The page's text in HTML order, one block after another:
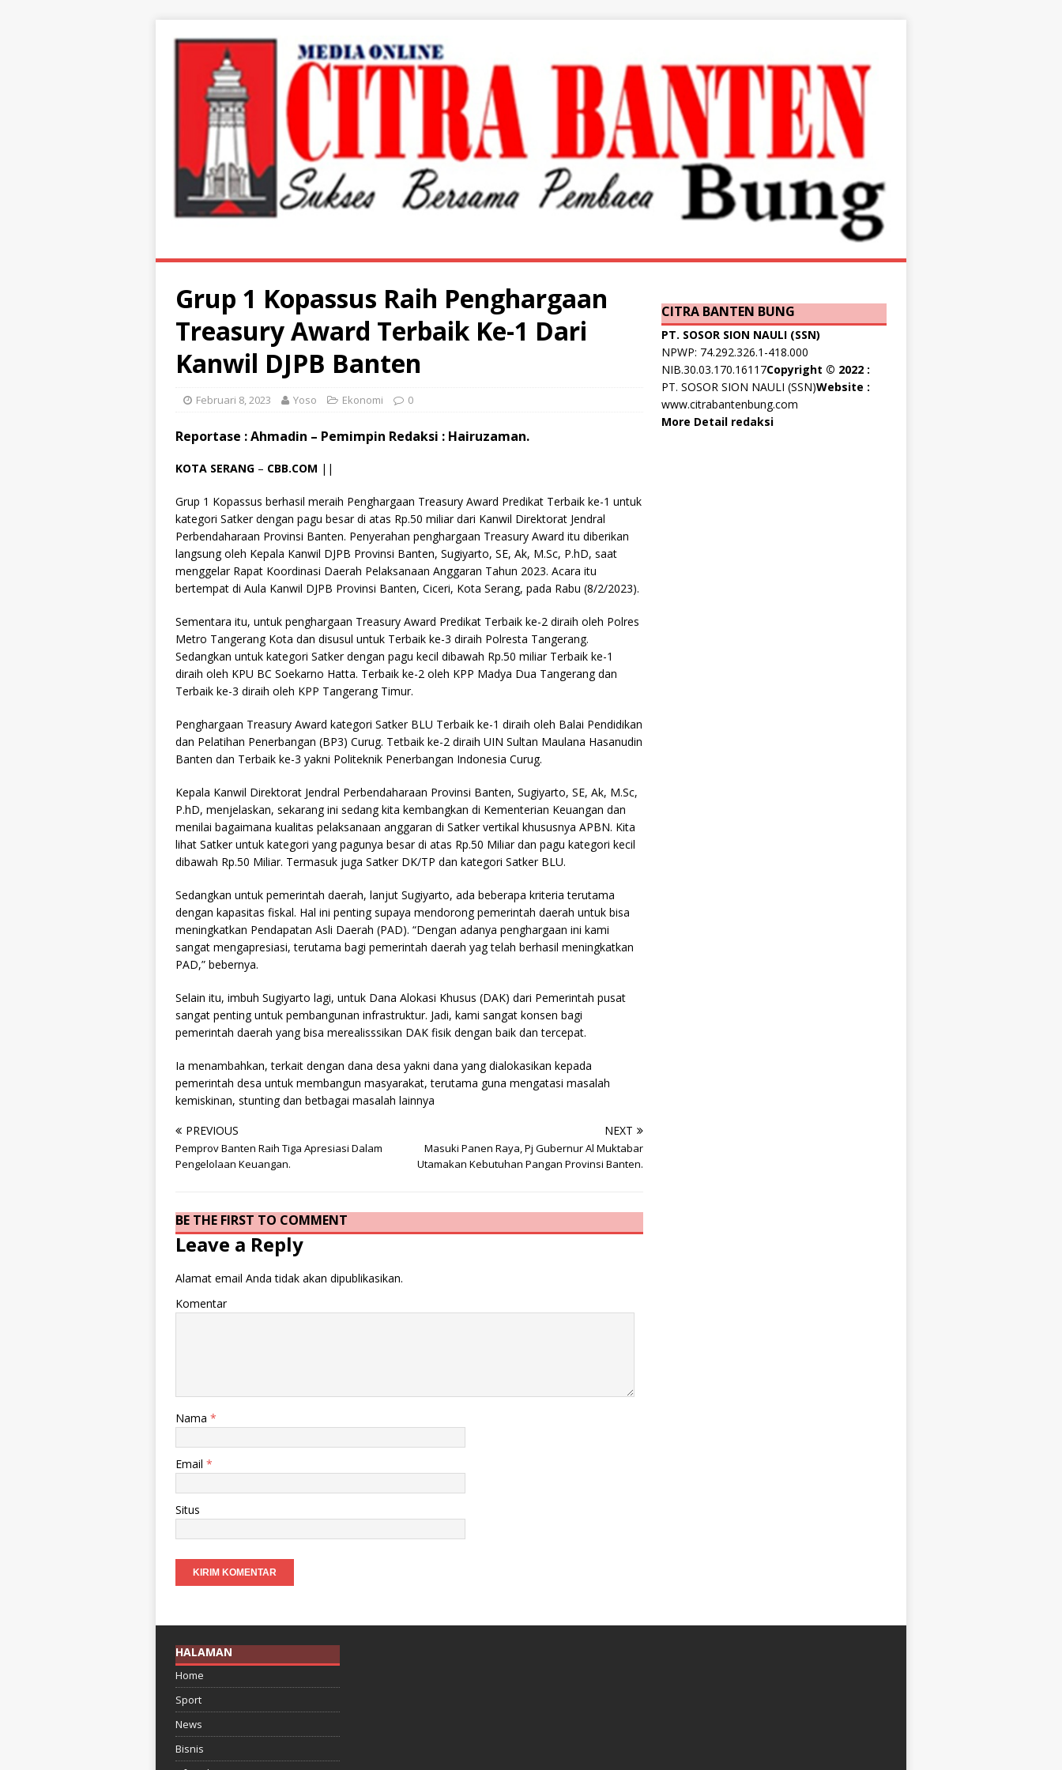
Grup 1 Kopassus Raih Penghargaan
Treasury Award Terbaik Ke-1 Dari
Kanwil DJPB Banten
Februari 8, 2023 Yoso Ekonomi 0
Reportase :Ahmadin – Pemimpin Redaksi : Hairuzaman.
KOTA SERANG – CBB.COM ||
Grup 1 Kopassus berhasil meraih Penghargaan Treasury Award Predikat Terbaik ke-1 untuk
kategori Satker dengan pagu besar di atas Rp.50 miliar dari Kanwil Direktorat Jendral
Perbendaharaan Provinsi Banten. Penyerahan penghargaan Treasury Award itu diberikan
langsung oleh Kepala Kanwil DJPB Provinsi Banten, Sugiyarto, SE, Ak, M.Sc, P.hD, saat
menggelar Rapat Koordinasi Daerah Pelaksanaan Anggaran Tahun 2023. Acara itu
bertempat di Aula Kanwil DJPB Provinsi Banten, Ciceri, Kota Serang, pada Rabu (8/2/2023).
Sementara itu, untuk penghargaan Treasury Award Predikat Terbaik ke-2 diraih oleh Polres
Metro Tangerang Kota dan disusul untuk Terbaik ke-3 diraih Polresta Tangerang.
Sedangkan untuk kategori Satker dengan pagu kecil dibawah Rp.50 miliar Terbaik ke-1
diraih oleh KPU BC Soekarno Hatta. Terbaik ke-2 oleh KPP Madya Dua Tangerang dan
Terbaik ke-3 diraih oleh KPP Tangerang Timur.
Penghargaan Treasury Award kategori Satker BLU Terbaik ke-1 diraih oleh Balai Pendidikan
dan Pelatihan Penerbangan (BP3) Curug. Tetbaik ke-2 diraih UIN Sultan Maulana Hasanudin
Banten dan Terbaik ke-3 yakni Politeknik Penerbangan Indonesia Curug.
Kepala Kanwil Direktorat Jendral Perbendaharaan Provinsi Banten, Sugiyarto, SE, Ak, M.Sc,
P.hD, menjelaskan, sekarang ini sedang kita kembangkan di Kementerian Keuangan dan
menilai bagaimana kualitas pelaksanaan anggaran di Satker vertikal khususnya APBN. Kita
lihat Satker untuk kategori yang pagunya besar di atas Rp.50 Miliar dan pagu kategori kecil
dibawah Rp.50 Miliar. Termasuk juga Satker DK/TP dan kategori Satker BLU.
Sedangkan untuk pemerintah daerah, lanjut Sugiyarto, ada beberapa kriteria terutama
dengan kapasitas fiskal. Hal ini penting supaya mendorong pemerintah daerah untuk bisa
meningkatkan Pendapatan Asli Daerah (PAD). “Dengan adanya penghargaan ini kami
sangat mengapresiasi, terutama bagi pemerintah daerah yag telah berhasil meningkatkan
PAD,” bebernya.
Selain itu, imbuh Sugiyarto lagi, untuk Dana Alokasi Khusus (DAK) dari Pemerintah pusat
sangat penting untuk pembangunan infrastruktur. Jadi, kami sangat konsen bagi
pemerintah daerah yang bisa merealisssikan DAK fisik dengan baik dan tercepat.
Ia menambahkan, terkait dengan dana desa yakni dana yang dialokasikan kepada
pemerintah desa untuk membangun masyarakat, terutama guna mengatasi masalah
kemiskinan, stunting dan betbagai masalah lainnya
PREVIOUS
Pemprov Banten Raih Tiga Apresiasi Dalam
Pengelolaan Keuangan.
NEXT
Masuki Panen Raya, Pj Gubernur Al Muktabar
Utamakan Kebutuhan Pangan Provinsi Banten.
BE THE FIRST TO COMMENT
Leave a Reply
Alamat email Anda tidak akan dipublikasikan.
Komentar
Nama *
Email *
Situs
CITRA BANTEN BUNG
PT. SOSOR SION NAULI (SSN)
NPWP: 74.292.326.1-418.000
NIB.30.03.170.16117Copyright © 2022 :
PT. SOSOR SION NAULI (SSN)Website :
www.citrabantenbung.com
More Detail redaksi
HALAMAN
Home
Sport
News
Bisnis